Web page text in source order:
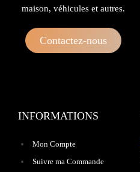
maison, véhicules et autres.
Contactez-nous
INFORMATIONS
Mon Compte
Suivre ma Commande